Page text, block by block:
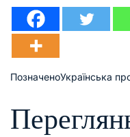
ПозначеноУкраїнська